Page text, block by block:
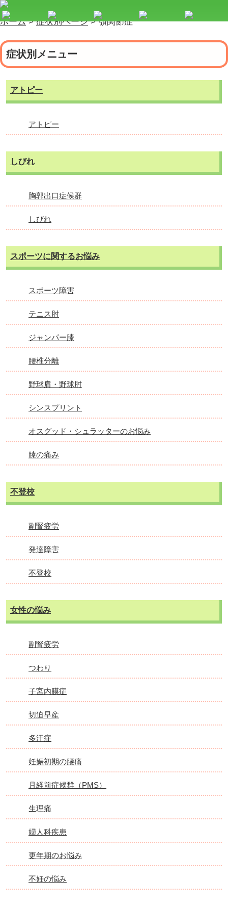
ホーム>症状別ページ>顎関節症
症状別メニュー
アトピー
アトピー
しびれ
胸郭出口症候群
しびれ
スポーツに関するお悩み
スポーツ障害
テニス肘
ジャンパー膝
腰椎分離
野球肩・野球肘
シンスプリント
オスグッド・シュラッターのお悩み
膝の痛み
不登校
副腎疲労
発達障害
不登校
女性の悩み
副腎疲労
つわり
子宮内膜症
切迫早産
多汗症
妊娠初期の腰痛
月経前症候群（PMS）
生理痛
婦人科疾患
更年期のお悩み
不妊の悩み